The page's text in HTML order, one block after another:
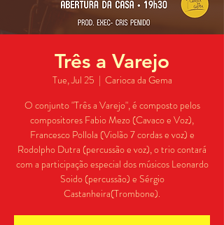
Três a Varejo
Tue, Jul 25
  |
Carioca da Gema
O conjunto "Três a Varejo", é composto pelos
compositores Fabio Mezo (Cavaco e Voz),
Francesco Pollola (Violão 7 cordas e voz) e
Rodolpho Dutra (percussão e voz), o trio contará
com a participação especial dos músicos Leonardo
Soido (percussão) e Sérgio
Castanheira(Trombone).